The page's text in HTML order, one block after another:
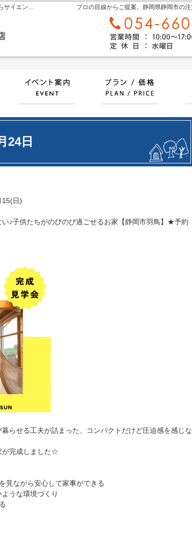
24日
プロの目線からご提案。静岡県静岡市の
静岡県中部エリアで新築住宅や木造注文住宅を建てるならサイエンスホーム静岡店へ 良質な国産ひのきを使用した「木の家」を1,000万円台～で建てられます
15(日)
い♪子供たちがのびのび過ごせるお家【静岡市羽鳥】★予約
らせる工夫が詰まった、コンパクトだけど圧迫感を感じな
が完成しました☆
見ながら安心して家事ができる
うな環境づくり